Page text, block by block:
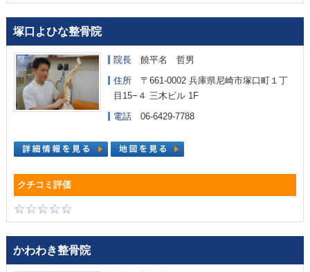
塚口よひな整骨院
院長饒平名 哲男
住所〒661-0002 兵庫県尼崎市塚口町１丁
目15−４ 三木ビル 1F
電話06-6429-7788
かわわき整骨院